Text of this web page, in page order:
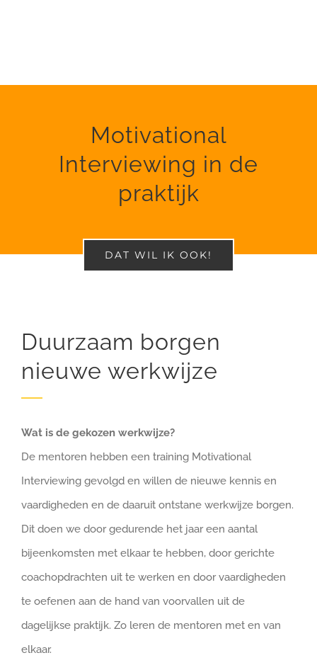
Motivational
Interviewing in de
praktijk
DAT WIL IK OOK!
Duurzaam borgen
nieuwe werkwijze
Wat is de gekozen werkwijze?
De mentoren hebben een training Motivational
Interviewing gevolgd en willen de nieuwe kennis en
vaardigheden en de daaruit ontstane werkwijze borgen.
Dit doen we door gedurende het jaar een aantal
bijeenkomsten met elkaar te hebben, door gerichte
coachopdrachten uit te werken en door vaardigheden
te oefenen aan de hand van voorvallen uit de
dagelijkse praktijk. Zo leren de mentoren met en van
elkaar.